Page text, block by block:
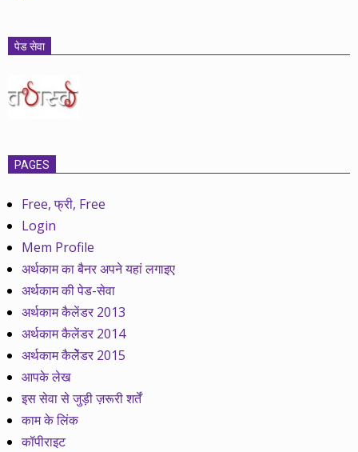
पेड सेवा
PAGES
Free, फ्री, Free
Login
Mem Profile
अर्थकाम का बैनर अपने यहां लगाइए
अर्थकाम की पेड-सेवा
अर्थकाम कैलेंडर 2013
अर्थकाम कैलेंडर 2014
अर्थकाम कैलेेंडर 2015
आपके लेख
इस सेवा से जुड़ी ज़रूरी शर्तें
काम के लिंक
कॉपीराइट